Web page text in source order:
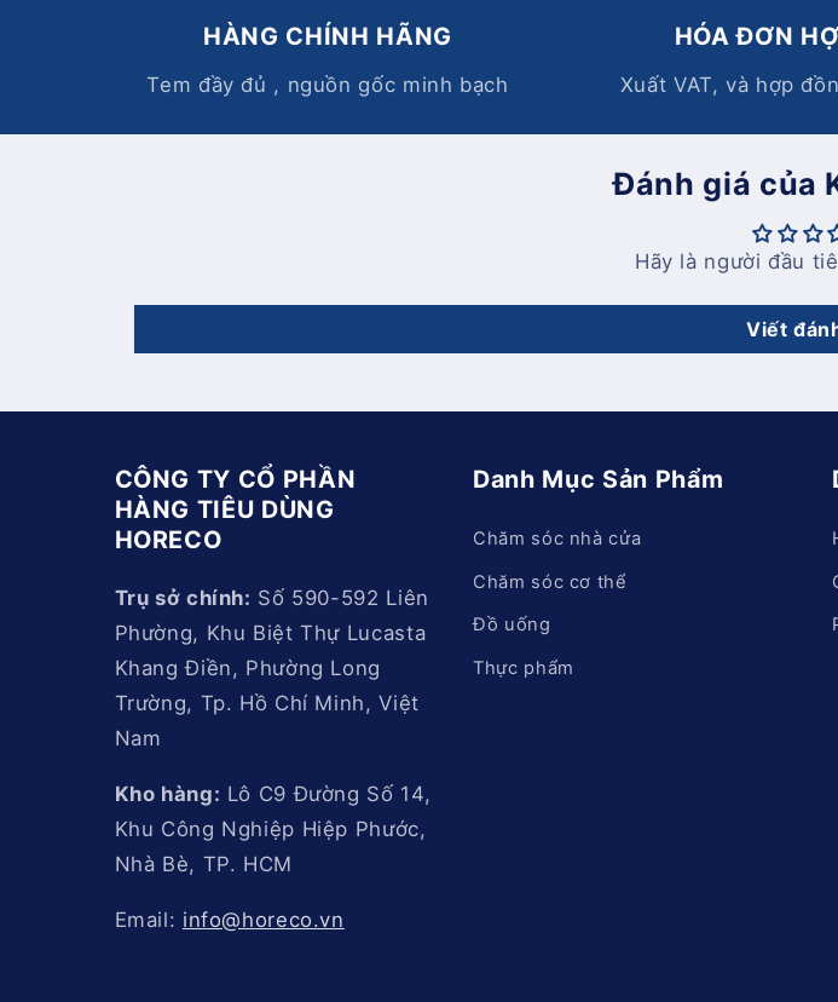
HÀNG CHÍNH HÃNG
Tem đầy đủ , nguồn gốc minh bạch
HÓA ĐƠN
Xuất VAT, và hợp
Đánh giá của
Hãy là người đầu
Viết
CÔNG TY CỔ PHẦN
HÀNG TIÊU DÙNG
HORECO
Trụ sở chính: Số 590-592 Liên
Phường, Khu Biệt Thự Lucasta
Khang Điền, Phường Long
Trường, Tp. Hồ Chí Minh, Việt
Nam
Kho hàng: Lô C9 Đường Số 14,
Khu Công Nghiệp Hiệp Phước,
Nhà Bè, TP. HCM
Email: info@horeco.vn
Danh Mục Sản Phẩm
Chăm sóc nhà cửa
Chăm sóc cơ thể
Đồ uống
Thực phẩm